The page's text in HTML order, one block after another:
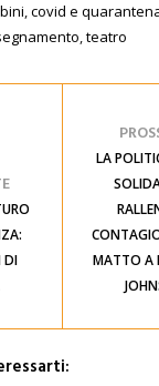
,covid e
,teatro
DI
LA
MATTO A